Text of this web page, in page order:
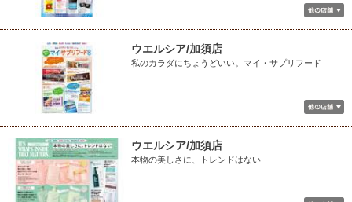
ウエルシア/加須店
私のカラダにちょうどいい。マイ・サプリフード
ウエルシア/加須店
本物の美しさに、トレンドはない